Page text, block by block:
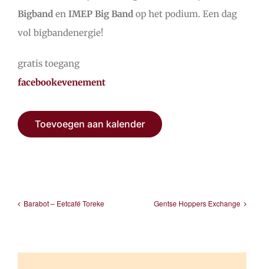
Bigbanden IMEP Big Bandop het podium. Een dag
vol bigbandenergie!
gratis toegang
facebookevenement
Toevoegen aan kalender
Barabot – Eetcafé Toreke Gentse Hoppers Exchange